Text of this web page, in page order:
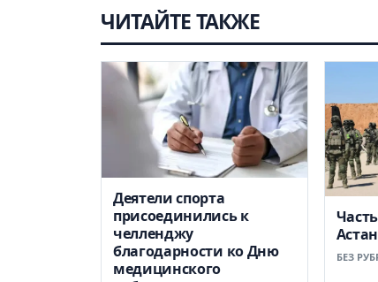
ЧИТАЙТЕ ТАКЖЕ
Деятели спорта
присоединились к
челленджу
благодарности ко Дню
медицинского
БЕЗ